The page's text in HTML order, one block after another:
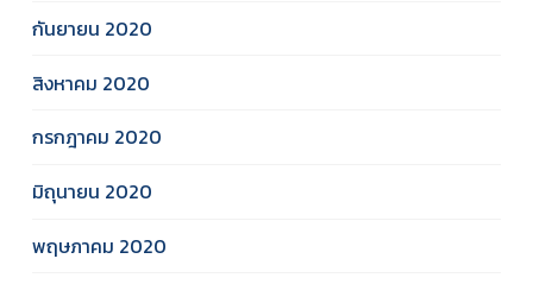
กันยายน 2020
สิงหาคม 2020
กรกฎาคม 2020
มิถุนายน 2020
พฤษภาคม 2020